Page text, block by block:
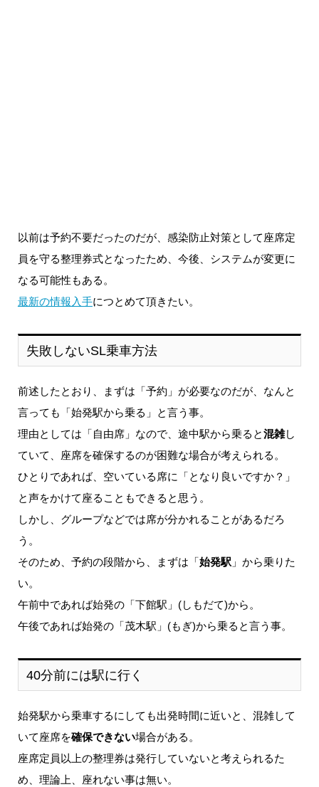
以前は予約不要だったのだが、感染防止対策として座席定
員を守る整理券式となったため、今後、システムが変更に
なる可能性もある。
最新の情報入手につとめて頂きたい。
失敗しないSL乗車方法
前述したとおり、まずは「予約」が必要なのだが、なんと
言っても「始発駅から乗る」と言う事。
理由としては「自由席」なので、途中駅から乗ると混雑し
ていて、座席を確保するのが困難な場合が考えられる。
ひとりであれば、空いている席に「となり良いですか？」
と声をかけて座ることもできると思う。
しかし、グループなどでは席が分かれることがあるだろ
う。
そのため、予約の段階から、まずは「始発駅 」から乗りた
い。
午前中であれば始発の「下館駅」(しもだて)から。
午後であれば始発の「茂木駅」(もぎ)から乗ると言う事。
40分前には駅に行く
始発駅から乗車するにしても出発時間に近いと、混雑して
いて座席を確保できない場合がある。
座席定員以上の整理券は発行していないと考えられるた
め、理論上、座れない事は無い。